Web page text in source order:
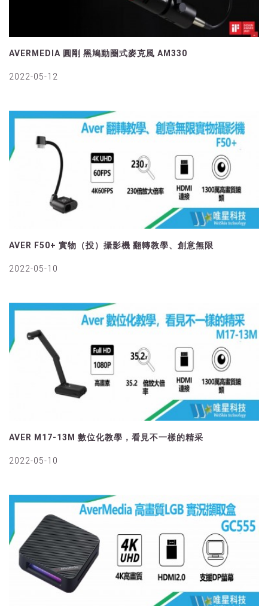
AVERMEDIA 圓剛 黑鳩動圈式麥克風 AM330
2022-05-12
AVER F50+ 實物（投）攝影機 翻轉教學、創意無限
2022-05-10
AVER M17-13M 數位化教學，看見不一樣的精采
2022-05-10